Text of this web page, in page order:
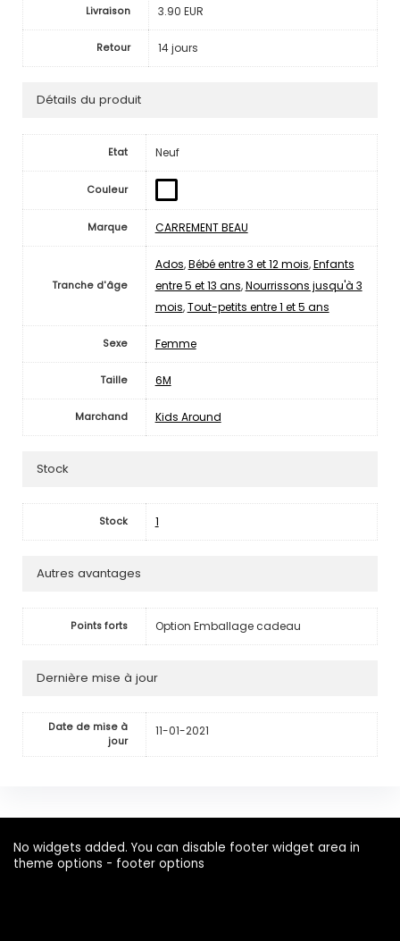
Livraison 3.90 EUR
Retour 14 jours
Détails du produit
Etat Neuf
Couleur
Marque CARREMENT BEAU
Tranche d'âge
Ados,Bébé entre 3 et 12 mois,Enfants
entre 5 et 13 ans,Nourrissons jusqu'à 3
mois,Tout-petits entre 1 et 5 ans
Sexe Femme
Taille 6M
Marchand Kids Around
Stock
Stock 1
Autres avantages
Points forts Option Emballage cadeau
Dernière mise à jour
Date de mise à
jour
11-01-2021
No widgets added. You can disable footer widget area in
theme options - footer options